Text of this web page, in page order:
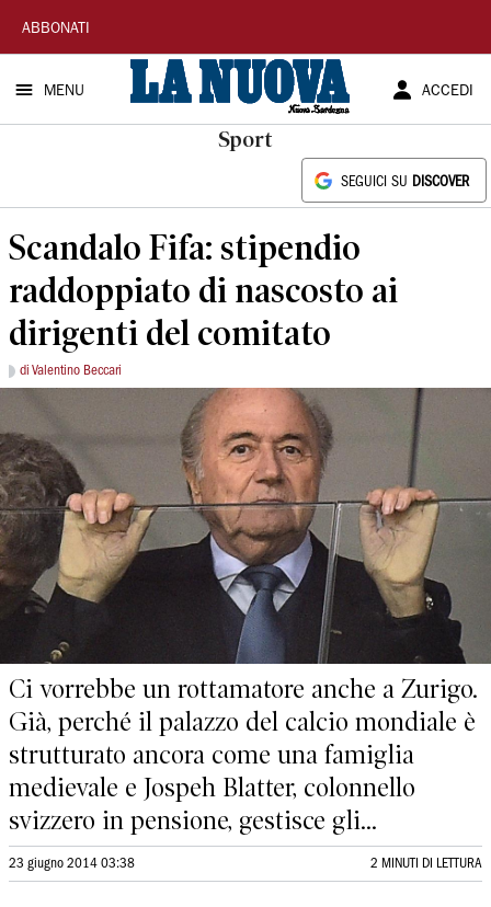
La
Nuova
Sardegna
ABBONATI
MENU ACCEDI
Sport
SEGUICI SU DISCOVER
Scandalo Fifa: stipendio
raddoppiato di nascosto ai
dirigenti del comitato
di Valentino Beccari
Ci vorrebbe un rottamatore anche a Zurigo.
Già, perché il palazzo del calcio mondiale è
strutturato ancora come una famiglia
medievale e Jospeh Blatter, colonnello
svizzero in pensione, gestisce gli...
23 giugno 2014 03:38 2 MINUTI DI LETTURA